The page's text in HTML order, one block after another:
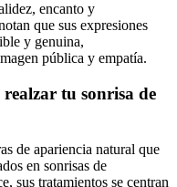
encanto y
que sus expresiones
y genuina,
pública y empatía.
tu sonrisa de
de apariencia natural que
en sonrisas de
sus tratamientos se centran